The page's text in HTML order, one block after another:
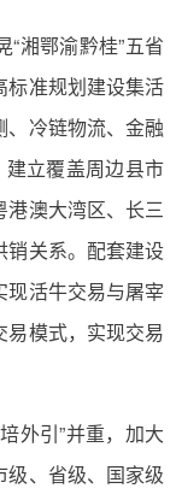
“湘鄂渝黔桂”五省
标准规划建设集活
冷链物流、金融
建立覆盖周边县市
港澳大湾区、长三
销关系。配套建设
现活牛交易与屠宰
模式，实现交易
外引”并重，加大
、省级、国家级